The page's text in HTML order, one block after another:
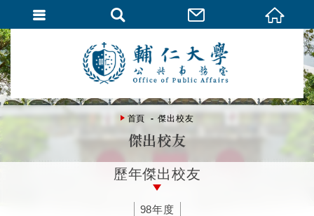
首頁 傑出校友
傑出校友
歷年傑出校友
98年度